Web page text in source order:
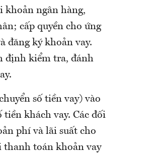
khoản ngân hàng,
cấp quyền cho ứng
đăng ký khoản vay.
định kiểm tra, đánh
số tiền vay) vào
tiền khách vay. Các đối
phí và lãi suất cho
thanh toán khoản vay